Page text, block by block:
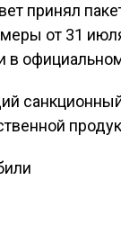
принял
от 31
в
санкционный